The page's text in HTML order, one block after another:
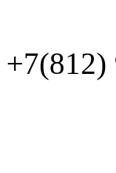
+7(812)